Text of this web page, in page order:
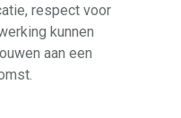
respect voor
kunnen
aan een